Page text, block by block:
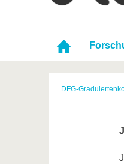
Karriere & Engagement
DFG-